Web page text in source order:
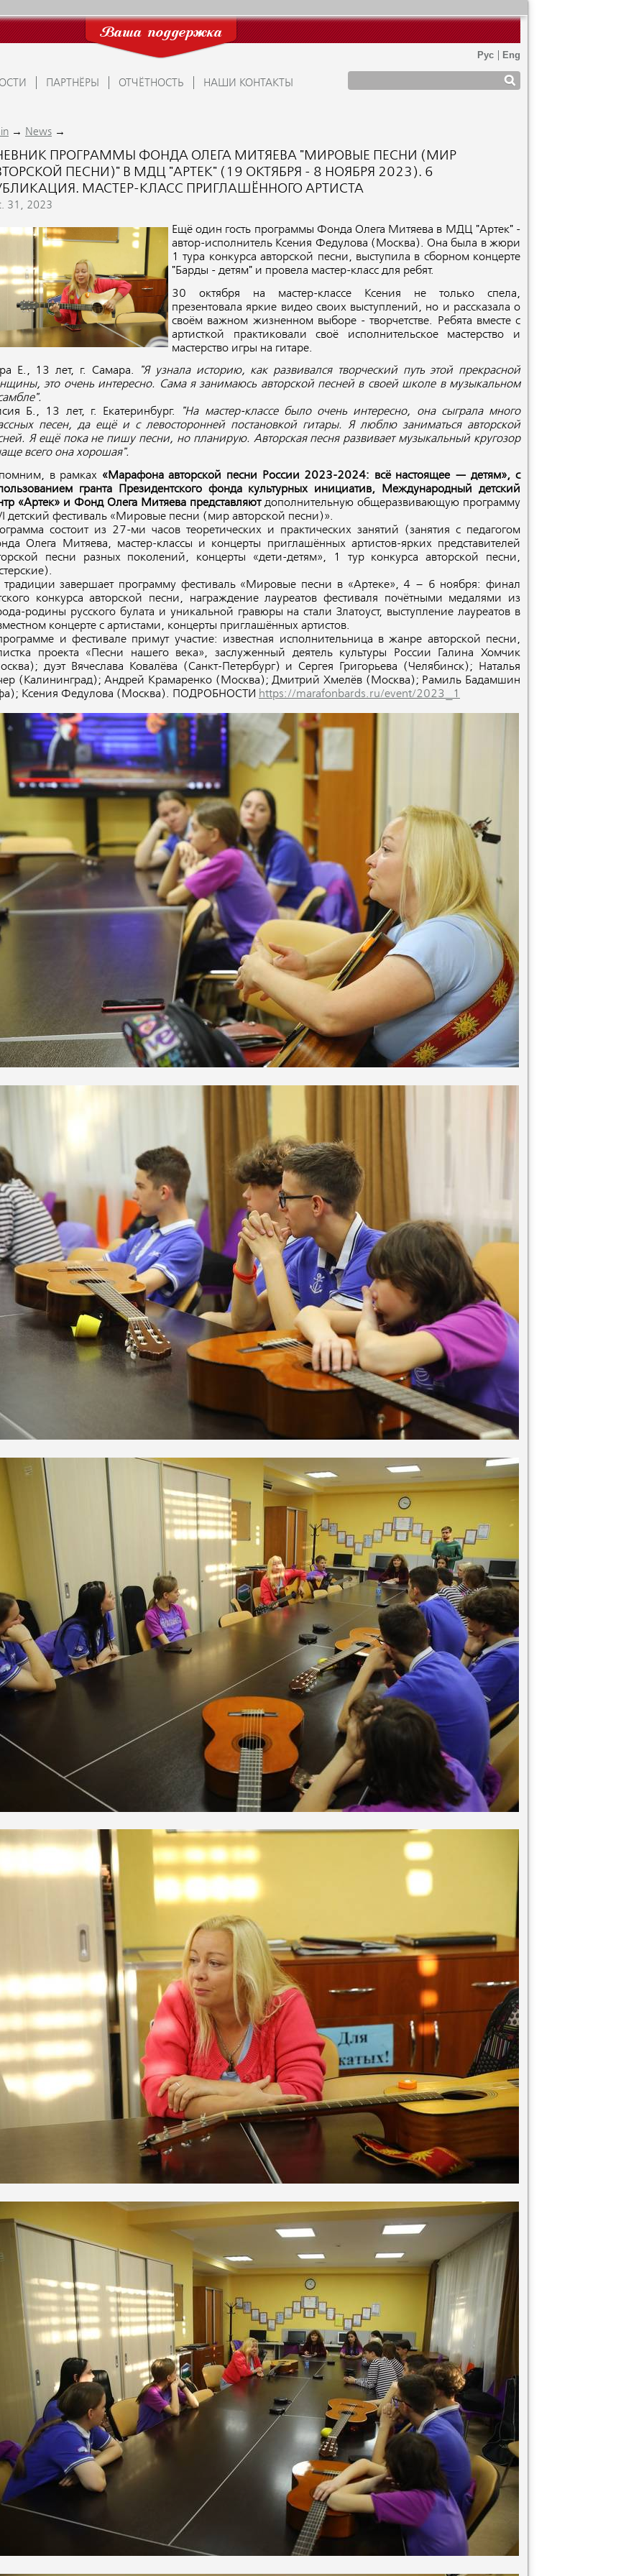
Ваша поддержка
ПАРТНЁРЫ ОТЧЁТНОСТЬ НАШИ КОНТАКТЫ
→ News →
ПРОГРАММЫ ФОНДА ОЛЕГА МИТЯЕВА "МИРОВЫЕ ПЕСНИ (МИР
ПЕСНИ)" В МДЦ "АРТЕК" (19 ОКТЯБРЯ - 8 НОЯБРЯ 2023). 6
МАСТЕР-КЛАСС ПРИГЛАШЁННОГО АРТИСТА
31, 2023
Ещё один гость программы Фонда Олега Митяева в МДЦ "Артек" -
автор-исполнитель Ксения Федулова (Москва). Она была в жюри
1 тура конкурса авторской песни, выступила в сборном концерте
"Барды - детям" и провела мастер-класс для ребят.
30 октября на мастер-классе Ксения не только спела,
презентовала яркие видео своих выступлений, но и рассказала о
своём важном жизненном выборе - творчетстве. Ребята вместе с
артисткой практиковали своё исполнительское мастерство и
мастерство игры на гитаре.
Е., 13 лет, г. Самара.
"Я узнала историю, как развивался творческий путь этой прекрасной
это очень интересно. Сама я занимаюсь авторской песней в своей школе в музыкальном
Б., 13 лет, г. Екатеринбург.
"На мастер-классе было очень интересно, она сыграла много
песен, да ещё и с левосторонней постановкой гитары. Я люблю заниматься авторской
Я ещё пока не пишу песни, но планирую. Авторская песня развивает музыкальный кругозор
всего она хорошая".
в рамках «Марафона авторской песни России 2023-2024: всё настоящее — детям», с
гранта Президентского фонда культурных инициатив, Международный детский
«Артек» и Фонд Олега Митяева представляют дополнительную общеразвивающую программу
детский фестиваль «Мировые песни (мир авторской песни)».
состоит из 27-ми часов теоретических и практических занятий (занятия с педагогом
Олега Митяева, мастер-классы и концерты приглашённых артистов-ярких представителей
песни разных поколений, концерты «дети-детям», 1 тур конкурса авторской песни,
традиции завершает программу фестиваль «Мировые песни в «Артеке», 4 – 6 ноября: финал
конкурса авторской песни, награждение лауреатов фестиваля почётными медалями из
родины русского булата и уникальной гравюры на стали Златоуст, выступление лауреатов в
концерте с артистами, концерты приглашённых артистов.
и фестивале примут участие: известная исполнительница в жанре авторской песни,
проекта «Песни нашего века», заслуженный деятель культуры России Галина Хомчик
дуэт Вячеслава Ковалёва (Санкт-Петербург) и Сергея Григорьева (Челябинск); Наталья
(Калининград); Андрей Крамаренко (Москва); Дмитрий Хмелёв (Москва); Рамиль Бадамшин
Ксения Федулова (Москва). ПОДРОБНОСТИ https://marafonbards.ru/event/2023_1